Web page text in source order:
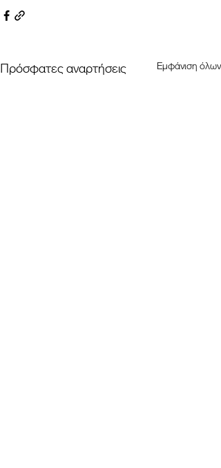
Πρόσφατες αναρτήσεις Εμφάνιση όλων